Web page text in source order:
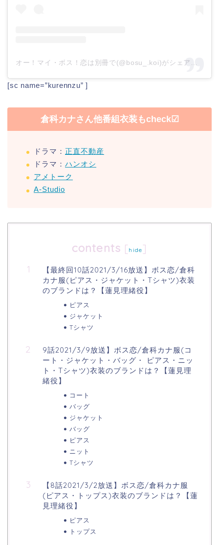
[sc name=”kurennzu” ]
倉科カナさん他番組衣装もcheck☑
ドラマ： 正直不動産
ドラマ： ハンオシ
アメトーク
A-Studio
contents [ hide]
【最終回10話2021/3/16放送】ボス恋/倉科
カナ服(ピアス・ジャケット・Tシャツ)衣装
のブランドは？【蓮見理緒役】
ピアス
ジャケット
Tシャツ
9話2021/3/9放送】ボス恋/倉科カナ服(コ
ート・ジャケット・バッグ・ ピアス・ニッ
ト・Tシャツ)衣装のブランドは？【蓮見理
緒役】
コート
バッグ
ジャケット
バッグ
ピアス
ニット
Tシャツ
【8話2021/3/2放送】ボス恋/倉科カナ服
(ピアス・トップス)衣装のブランドは？【蓮
見理緒役】
ピアス
トップス